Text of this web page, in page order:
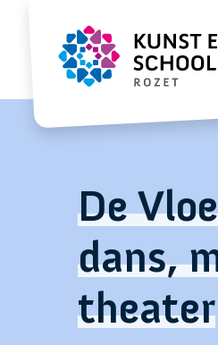
De
dans,
theater